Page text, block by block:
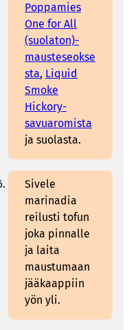
Poppamies
One for All
(suolaton)-
mausteseokse
sta, Liquid
Smoke
Hickory-
savuaromista
ja suolasta.
Sivele
marinadia
reilusti tofun
joka pinnalle
ja laita
maustumaan
jääkaappiin
yön yli.